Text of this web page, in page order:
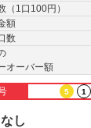
（1口100円）
額
数
オーバー額
5 1
し